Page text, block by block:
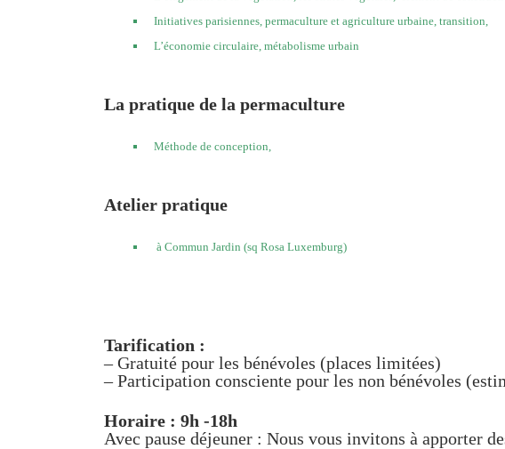
Initiatives parisiennes, permaculture et agriculture urbaine, transition,
L’économie circulaire, métabolisme urbain
La pratique de la permaculture
Méthode de conception,
Atelier pratique
à Commun Jardin (sq Rosa Luxemburg)
Tarification :
– Gratuité pour les bénévoles (places limitées)
– Participation consciente pour les non bénévoles
Horaire : 9h -18h
Avec pause déjeuner : Nous vous invitons à apporter